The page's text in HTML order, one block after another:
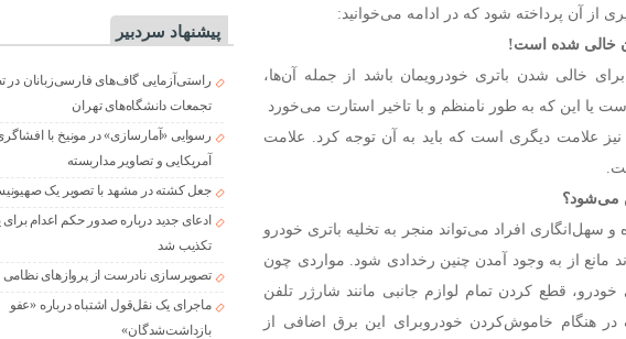
از آن پرداخته شود که در ادامه می‌خوانید:
خالی شده است!
خالی شدن باتری خودرویمان باشد از جمله آن‌ها،
این که به طور نامنظم و با تاخیر استارت می‌خورد
علامت دیگری است که باید به آن توجه کرد. علامت
می‌شود؟
سهل‌انگاری افراد می‌تواند منجر به تخلیه باتری خودرو
مانع از به وجود آمدن چنین رخدادی شود. مواردی چون
قطع کردن تمام لوازم جانبی مانند شارژر تلفن
هنگام خاموش‌کردن خودروبرای این برق اضافی از
پیشنهاد سردبیر
راستی‌آزمایی گاف‌های فارسی‌زبانان در
تجمعات دانشگاه‌های تهران
رسوایی «آمارسازی» در مونیخ با
آمریکایی و تصاویر مداربسته
جعل کشته در مشهد با تصویر یک
ادعای جدید درباره صدور حکم اعدام
تکذیب شد
تصویرسازی نادرست از پروازهای نظامی
ماجرای یک نقل‌قول اشتباه درباره «عفو
بازداشت‌شدگان»